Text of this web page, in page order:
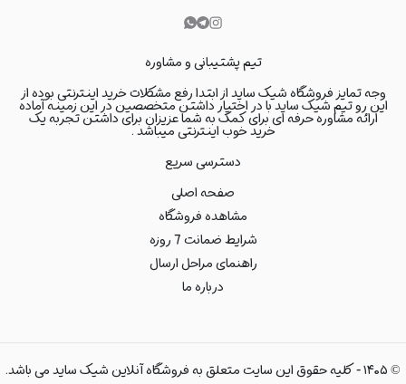
تیم پشتیبانی و مشاوره
وجه تمایز فروشگاه شیک ساید از ابتدا رفع مشکلات خرید اینترنتی بوده از
این رو تیم شیک ساید با در اختیار داشتن متخصصین در این زمینه آماده
ارائه مشاوره حرفه ای برای کمک به شما عزیزان برای داشتن تجربه یک
خرید خوب اینترنتی میباشد .
دسترسی سریع
صفحه اصلی
مشاهده فروشگاه
شرایط ضمانت 7 روزه
راهنمای مراحل ارسال
درباره ما
©۱۴۰۵-کلیه حقوق این سایت متعلق به فروشگاه آنلاین شیک ساید می باشد.